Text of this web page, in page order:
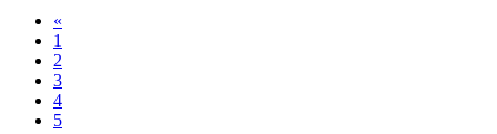
«
1
2
3
4
5